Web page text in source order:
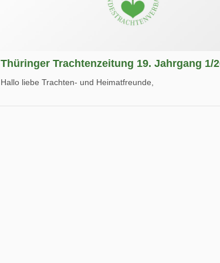
Thüringer Trachtenzeitung 19. Jahrgang 1/
Hallo liebe Trachten- und Heimatfreunde,